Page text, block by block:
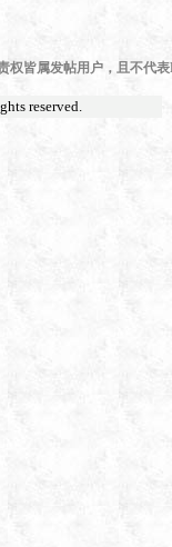
权皆属发帖用户，且不代
reserved.